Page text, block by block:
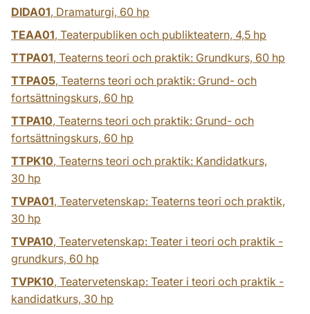
DIDA01, Dramaturgi, 60 hp
TEAA01, Teaterpubliken och publikteatern, 4,5 hp
TTPA01, Teaterns teori och praktik: Grundkurs, 60 hp
TTPA05, Teaterns teori och praktik: Grund- och
fortsättningskurs, 60 hp
TTPA10, Teaterns teori och praktik: Grund- och
fortsättningskurs, 60 hp
TTPK10, Teaterns teori och praktik: Kandidatkurs,
30 hp
TVPA01, Teatervetenskap: Teaterns teori och praktik,
30 hp
TVPA10, Teatervetenskap: Teater i teori och praktik -
grundkurs, 60 hp
TVPK10, Teatervetenskap: Teater i teori och praktik -
kandidatkurs, 30 hp